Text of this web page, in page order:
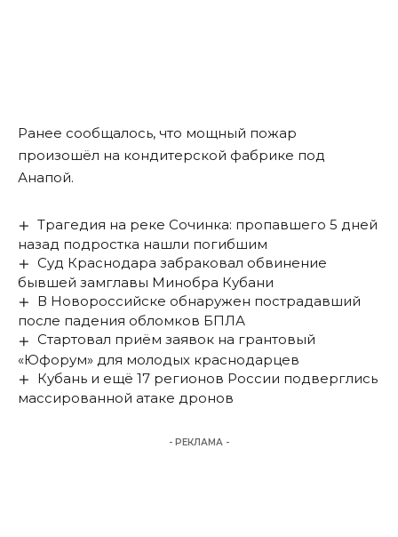
Ранее сообщалось, что мощный пожар
произошёл на кондитерской фабрике под
Анапой.
Трагедия на реке Сочинка: пропавшего 5 дней
назад подростка нашли погибшим
Суд Краснодара забраковал обвинение
бывшей замглавы Минобра Кубани
В Новороссийске обнаружен пострадавший
после падения обломков БПЛА
Стартовал приём заявок на грантовый
«Юфорум» для молодых краснодарцев
Кубань и ещё 17 регионов России подверглись
массированной атаке дронов
- РЕКЛАМА -